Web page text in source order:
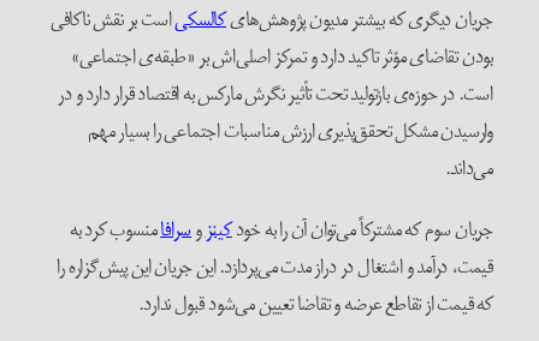
جریان دیگری که بیشتر مدیون پژوهش‌هایکالسکیاست بر نقش ناکافی
بودن تقاضای مؤثر تاکید دارد و تمرکز اصلی‌اش بر «طبقه‌ی اجتماعی»
است. در حوزه‌ی بازتولید تحت تأثیر نگرش مارکس به اقتصاد قرار دارد و در
وارسیدن مشکل تحقق‌پذیری ارزش مناسبات اجتماعی را بسیار مهم
می‌داند.
جریان سوم که مشترکاً می‌توان آن را به خودکینزوسرافامنسوب کرد به
قیمت، درآمد و اشتغال در دراز مدت می‌پردازد. این جریان این پیش‌گزاره را
که قیمت از تقاطع عرضه و تقاضا تعیین می‌شود قبول ندارد.